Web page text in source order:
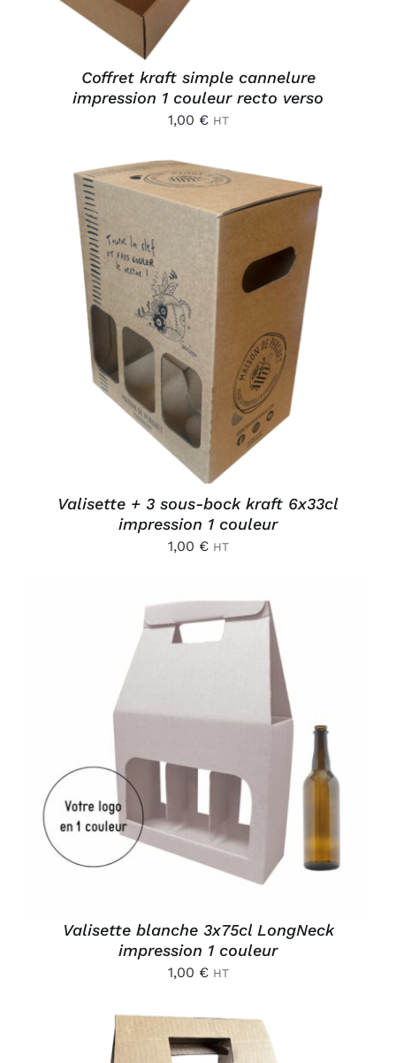
Coffret kraft simple cannelure
impression 1 couleur recto verso
1,00 € HT
AJOUTER AU PANIER
DÉTAILS
Valisette + 3 sous-bock kraft 6x33cl
impression 1 couleur
1,00 € HT
Valisette blanche 3x75cl LongNeck
impression 1 couleur
1,00 € HT